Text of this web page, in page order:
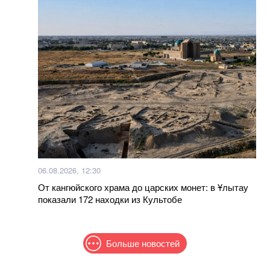
06.08.2026, 12:30
От кангюйского храма до царских монет: в Ұлытау
показали 172 находки из Культобе
Больше новостей